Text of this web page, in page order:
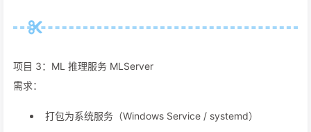
项目 3：ML 推理服务 MLServer
需求：
打包为系统服务（Windows Service / systemd）